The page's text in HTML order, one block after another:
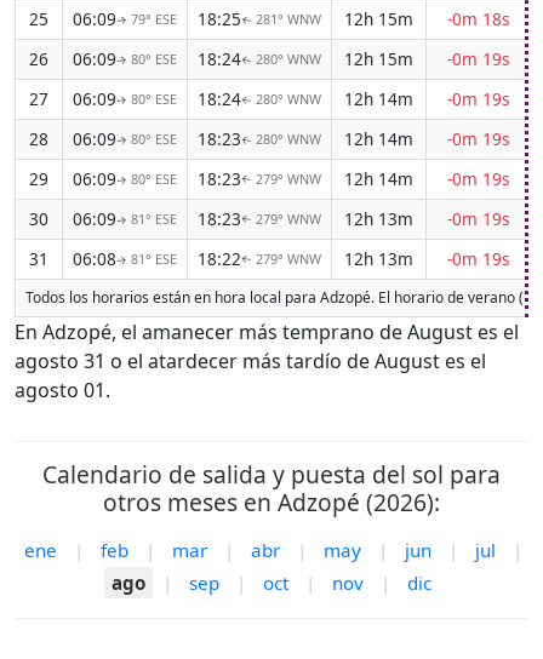
25
06:09↑ 79° ESE 18:25↑ 281° WNW 12h 15m
-0m 18s
26
06:09↑ 80° ESE 18:24↑ 280° WNW 12h 15m
-0m 19s
27
06:09↑ 80° ESE 18:24↑ 280° WNW 12h 14m
-0m 19s
28
06:09↑ 80° ESE 18:23↑ 280° WNW 12h 14m
-0m 19s
29
06:09↑ 80° ESE 18:23↑ 279° WNW 12h 14m
-0m 19s
30
06:09↑ 81° ESE 18:23↑ 279° WNW 12h 13m
-0m 19s
31
06:08↑ 81° ESE 18:22↑ 279° WNW 12h 13m -0m 19s
Todos los horarios están en hora local para Adzopé. El horario de verano
En Adzopé, el amanecer más temprano de August es el
agosto 31 o el atardecer más tardío de August es el
agosto 01.
Calendario de salida y puesta del sol para
otros meses en Adzopé (2026):
ene | feb | mar | abr | may | jun | jul
|
ago
| sep | oct | nov | dic